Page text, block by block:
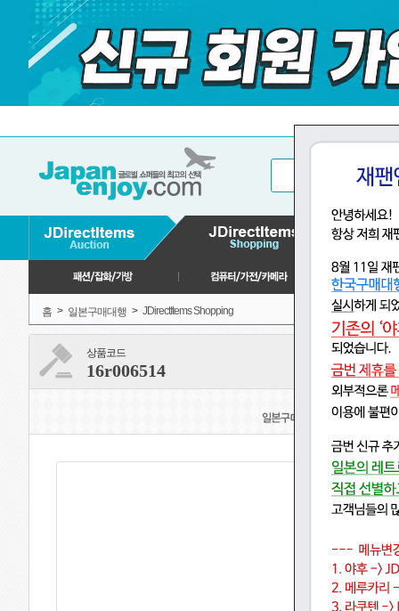
홈 > 일본구매대행 > JDirectItems Shopping
상품코드
16r006514